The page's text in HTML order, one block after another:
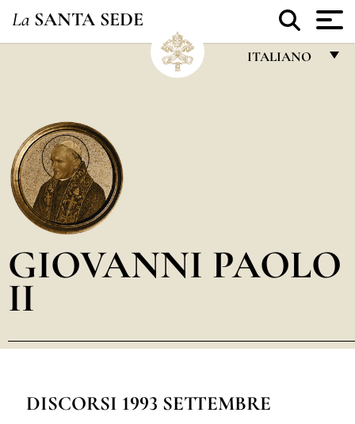
La SANTA SEDE
ITALIANO
POLSKI
GIOVANNI PAOLO
II
DISCORSI 1993 SETTEMBRE